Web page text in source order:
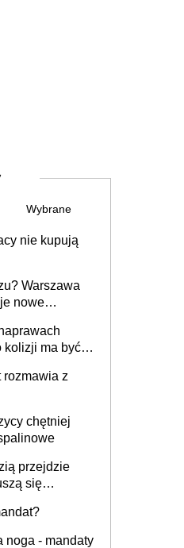
Wybrane
nie kupują
Warszawa
nowe
kolizji ma być
rozmawia z
chętniej
przejdzie
się
noga - mandaty